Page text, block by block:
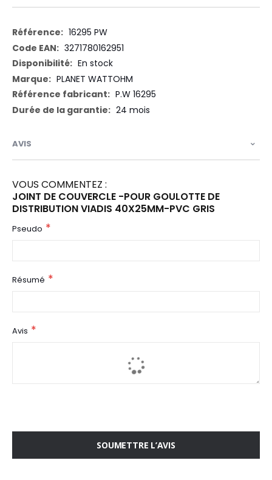
Plus
d’information
16295 PW
3271780162951
En stock
PLANET WATTOHM
P.W 16295
24 mois
AVIS
VOUS COMMENTEZ :
JOINT DE COUVERCLE -POUR GOULOTTE DE
DISTRIBUTION VIADIS 40X25MM-PVC GRIS
Pseudo
Résumé
Avis
SOUMETTRE L’AVIS